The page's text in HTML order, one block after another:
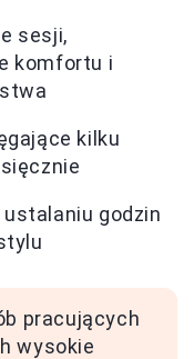
sesji,
komfortu i
kilku
ustalaniu godzin
pracujących
wysokie